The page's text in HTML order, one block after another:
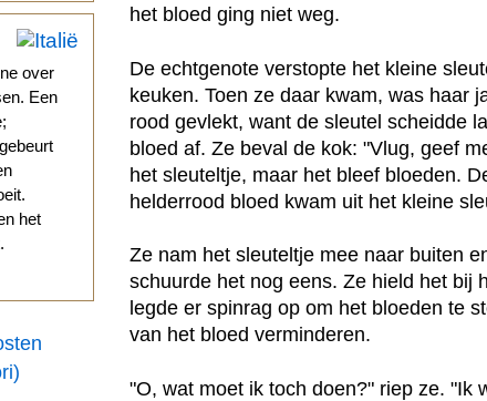
over
Een
het
het bloed ging niet weg.
De echtgenote verstopte het kleine
keuken. Toen ze daar kwam, was haar
rood gevlekt, want de sleutel scheidde
bloed af. Ze beval de kok: "Vlug, geef
het sleuteltje, maar het bleef bloeden.
helderrood bloed kwam uit het kleine
Ze nam het sleuteltje mee naar buiten
schuurde het nog eens. Ze hield het bij
legde er spinrag op om het bloeden te
van het bloed verminderen.
"O, wat moet ik toch doen?" riep ze. "Ik